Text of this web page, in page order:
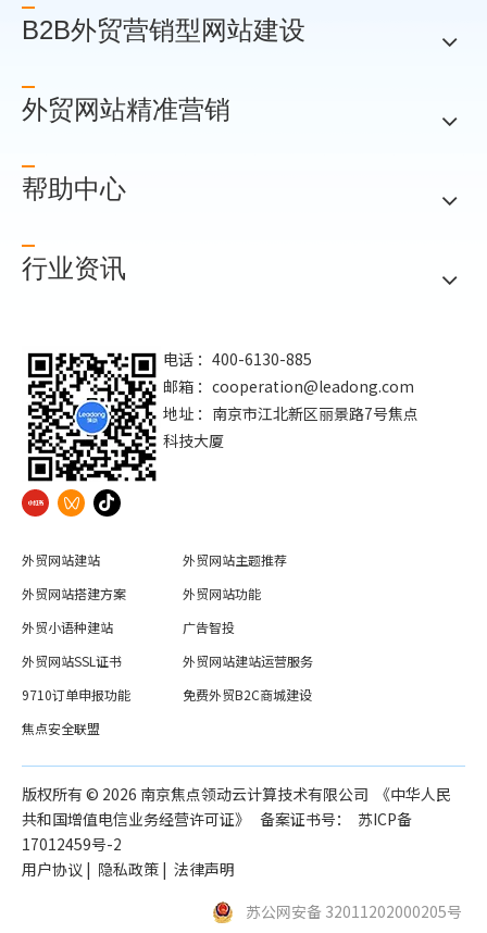
B2B外贸营销型网站建设
外贸网站精准营销
帮助中心
行业资讯
电话 ：400-6130-885
邮箱 ： cooperation@leadong.com
地址 ：南京市江北新区丽景路7号焦点
科技大厦
外贸网站建站
外贸网站主题推荐
外贸网站搭建方案
外贸网站功能
外贸小语种建站
广告智投
外贸网站SSL证书
外贸网站建站运营服务
9710订单申报功能
免费外贸B2C商城建设
焦点安全联盟
版权所有 ©️ 2026 南京焦点领动云计算技术有限公司 《中华人民
共和国增值电信业务经营许可证》 备案证书号： 苏ICP备
17012459号-2
用户协议 | 隐私政策 | 法律声明
苏公网安备 32011202000205号